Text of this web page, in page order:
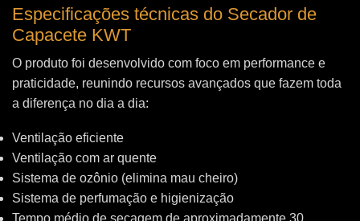
Especificações técnicas do Secador de
Capacete KWT
O produto foi desenvolvido com foco em performance e
praticidade, reunindo recursos avançados que fazem toda
a diferença no dia a dia:
Ventilação eficiente
Ventilação com ar quente
Sistema de ozônio (elimina mau cheiro)
Sistema de perfumação e higienização